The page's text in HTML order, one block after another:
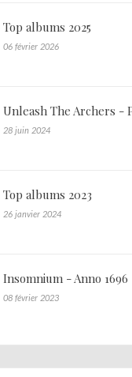
Top albums 2025
06 février 2026
Unleash The Archers -
28 juin 2024
Top albums 2023
26 janvier 2024
Insomnium - Anno 1696
08 février 2023